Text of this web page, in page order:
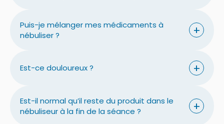
Puis-je mélanger mes médicaments à
nébuliser ?
+
Est-ce douloureux ? +
Est-il normal qu’il reste du produit dans le
nébuliseur à la fin de la séance ?
+